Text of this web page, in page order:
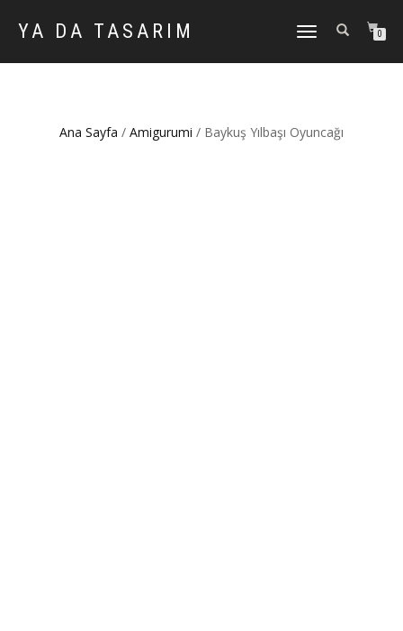
YA DA TASARIM
DOLAŞIMI
0
Ana Sayfa / Amigurumi / Baykuş Yılbaşı Oyuncağı